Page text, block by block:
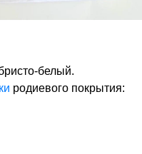
белый.
родиевого покрытия: